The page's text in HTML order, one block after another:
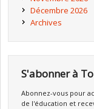
Décembre 2026
Archives
S'abonner à
Abonnez-vous pour
de l'éducation et